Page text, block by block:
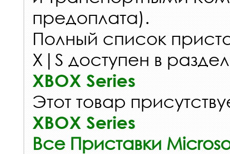
предоплата).
Полный список
X|S доступен в
XBOX Series
Этот товар
XBOX Series
Все Приставки